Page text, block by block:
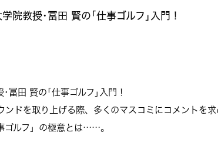
院教授･冨田 賢の｢仕事ゴルフ｣入門！
冨田 賢の｢仕事ゴルフ｣入門！
ドを取り上げる際、多くのマスコミにコメントを
ゴルフ」の極意とは……。